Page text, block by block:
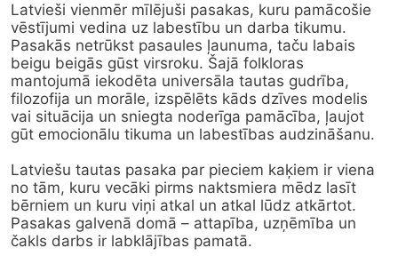
Latvieši vienmēr mīlējuši pasakas, kuru pamācošie
vēstījumi vedina uz labestību un darba tikumu.
Pasakās netrūkst pasaules ļaunuma, taču labais
beigu beigās gūst virsroku. Šajā folkloras
mantojumā iekodēta universāla tautas gudrība,
filozofija un morāle, izspēlēts kāds dzīves modelis
vai situācija un sniegta noderīga pamācība, ļaujot
gūt emocionālu tikuma un labestības audzināšanu.
Latviešu tautas pasaka par pieciem kaķiem ir viena
no tām, kuru vecāki pirms naktsmiera mēdz lasīt
bērniem un kuru viņi atkal un atkal lūdz atkārtot.
Pasakas galvenā domā – attapība, uzņēmība un
čakls darbs ir labklājības pamatā.